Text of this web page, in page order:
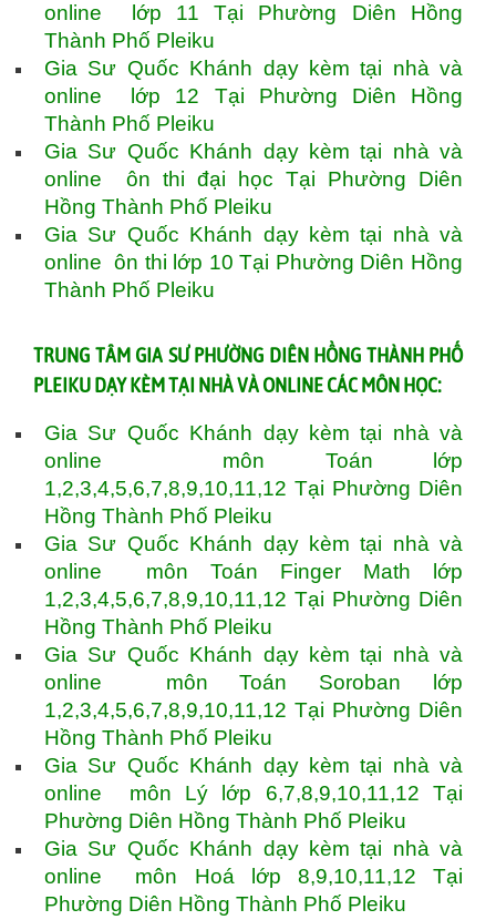
online lớp 11 Tại Phường Diên Hồng
Thành Phố Pleiku
Gia Sư Quốc Khánh dạy kèm tại nhà và
online lớp 12 Tại Phường Diên Hồng
Thành Phố Pleiku
Gia Sư Quốc Khánh dạy kèm tại nhà và
online ôn thi đại học Tại Phường Diên
Hồng Thành Phố Pleiku
Gia Sư Quốc Khánh dạy kèm tại nhà và
online ôn thi lớp 10 Tại Phường Diên Hồng
Thành Phố Pleiku
TRUNG TÂM GIA SƯ PHƯỜNG DIÊN HỒNG THÀNH PHỐ
PLEIKU DẠY KÈM TẠI NHÀ VÀ ONLINE CÁC MÔN HỌC:
Gia Sư Quốc Khánh dạy kèm tại nhà và
online môn Toán lớp
1,2,3,4,5,6,7,8,9,10,11,12 Tại Phường Diên
Hồng Thành Phố Pleiku
Gia Sư Quốc Khánh dạy kèm tại nhà và
online môn Toán Finger Math lớp
1,2,3,4,5,6,7,8,9,10,11,12 Tại Phường Diên
Hồng Thành Phố Pleiku
Gia Sư Quốc Khánh dạy kèm tại nhà và
online môn Toán Soroban lớp
1,2,3,4,5,6,7,8,9,10,11,12 Tại Phường Diên
Hồng Thành Phố Pleiku
Gia Sư Quốc Khánh dạy kèm tại nhà và
online môn Lý lớp 6,7,8,9,10,11,12 Tại
Phường Diên Hồng Thành Phố Pleiku
Gia Sư Quốc Khánh dạy kèm tại nhà và
online môn Hoá lớp 8,9,10,11,12 Tại
Phường Diên Hồng Thành Phố Pleiku